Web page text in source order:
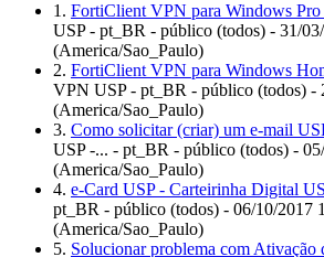
1. FortiClient VPN para Windows Pro
USP - pt_BR - público (todos) - 31/
(America/Sao_Paulo)
2. FortiClient VPN para Windows
VPN USP - pt_BR - público (todos) -
(America/Sao_Paulo)
3. Como solicitar (criar) um e-mail
USP -... - pt_BR - público (todos) -
(America/Sao_Paulo)
4. e-Card USP - Carteirinha Digital
pt_BR - público (todos) - 06/10/2017
(America/Sao_Paulo)
5. Solucionar problema com